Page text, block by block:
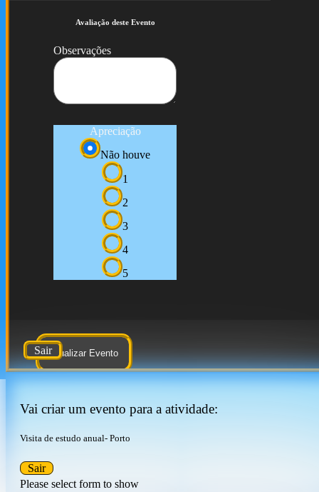
Avaliação deste Evento
Observações
Apreciação
Não houve
1
2
3
4
5
Atualizar Evento
Sair
Vai criar um evento para a atividade:
Visita de estudo anual- Porto
Please select form to show
Sair